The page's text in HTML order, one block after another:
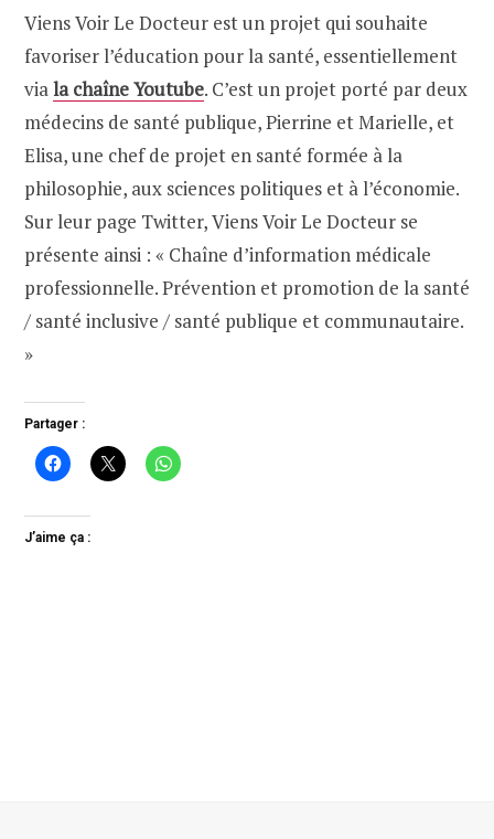
Viens Voir Le Docteur est un projet qui souhaite
favoriser l’éducation pour la santé, essentiellement
viala chaîne Youtube. C’est un projet porté par deux
médecins de santé publique, Pierrine et Marielle, et
Elisa, une chef de projet en santé formée à la
philosophie, aux sciences politiques et à l’économie.
Sur leur page Twitter, Viens Voir Le Docteur se
présente ainsi : « Chaîne d’information médicale
professionnelle. Prévention et promotion de la santé
/ santé inclusive / santé publique et communautaire.
»
Partager :
J’aime ça :